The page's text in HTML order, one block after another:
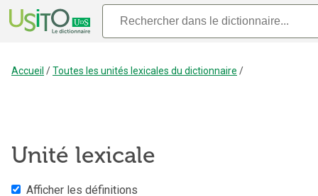
Accueil /Toutes les unités lexicales du dictionnaire /
Unité lexicale
Afficher les définitions